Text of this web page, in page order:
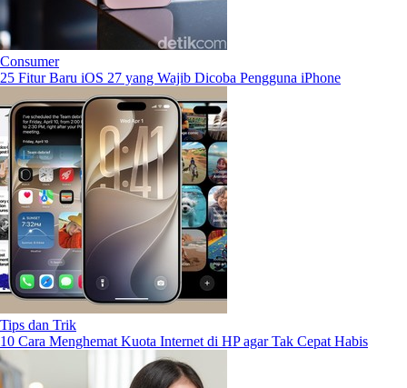
Consumer
25 Fitur Baru iOS 27 yang Wajib Dicoba Pengguna iPhone
Tips dan Trik
10 Cara Menghemat Kuota Internet di HP agar Tak Cepat Habis